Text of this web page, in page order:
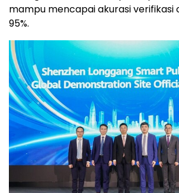
mampu mencapai akurasi verifikasi
95%.